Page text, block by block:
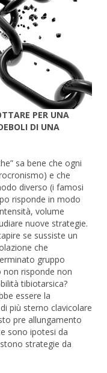
PER UNA
DI UNA
sa bene che ogni
e che
diverso (i famosi
risponde in modo
volume
nuove strategie.
se sussiste un
che
gruppo
non risponde non
tibiotarsica?
essere la
più sterno clavicolare
pre allungamento
sono ipotesi da
strategie da